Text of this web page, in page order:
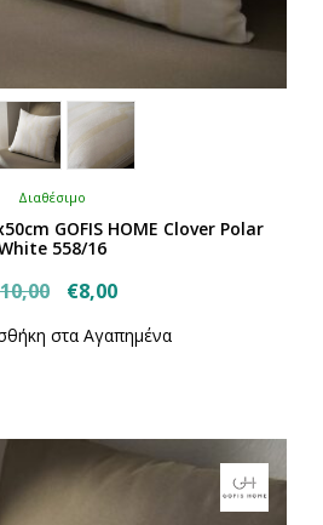
Διαθέσιμο
GOFIS HOME Clover Polar
558/16
10,00
Original
was:
€8,00Η
τιμή
στα Αγαπημένα